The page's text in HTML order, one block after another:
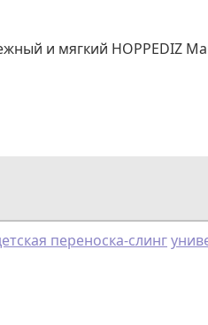
и мягкий HOPPEDIZ
переноска-слинг